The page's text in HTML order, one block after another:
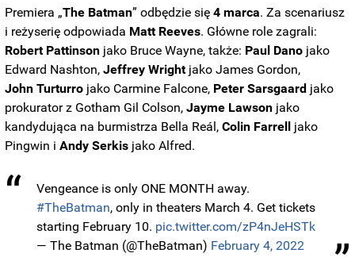
Premiera „The Batman” odbędzie się4 marca. Za scenariusz
i reżyserię odpowiada Matt Reeves. Główne role zagrali:
Robert Pattinson jako Bruce Wayne, także: Paul Dano jako
Edward Nashton,JeffreyWrightjako James Gordon,
JohnTurturro jako Carmine Falcone, PeterSarsgaard jako
prokurator z Gotham Gil Colson,Jayme Lawson jako
kandydująca na burmistrza Bella Reál,Colin Farrell
jako
Pingwin iAndy Serkis jako Alfred.
Vengeance is only ONE MONTH away.
#TheBatman, only in theaters March 4. Get tickets
starting February 10. pic.twitter.com/zP4nJeHSTk
— The Batman (@TheBatman) February 4, 2022